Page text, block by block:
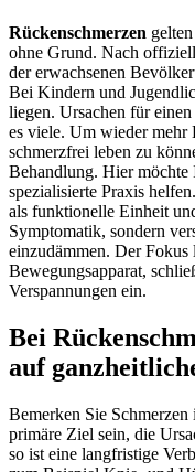
Rückenschmerzen
ohne Grund. Nach
der erwachsenen
Bei Kindern und
liegen. Ursachen für einen
es viele. Um wieder mehr
schmerzfrei leben zu
Behandlung. Hier möchte
spezialisierte Praxis
als funktionelle Einheit
Symptomatik, sondern
einzudämmen. Der
Bewegungsapparat,
Verspannungen ein.
Bei
auf
Bemerken Sie
primäre Ziel sein, die
so ist eine langfristige